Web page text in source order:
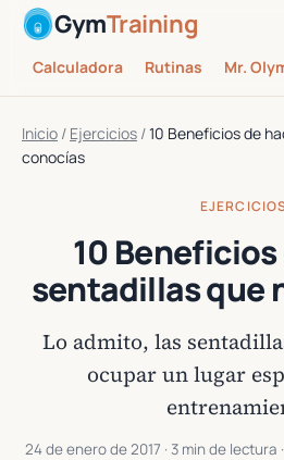
GymTraining
Calculadora Rutinas Mr.
Inicio / Ejercicios /10 Beneficios de
conocías
10
sentadillas que
Lo admito, las
ocupar un lugar
24 de enero de 2017 · 3 min de lectura